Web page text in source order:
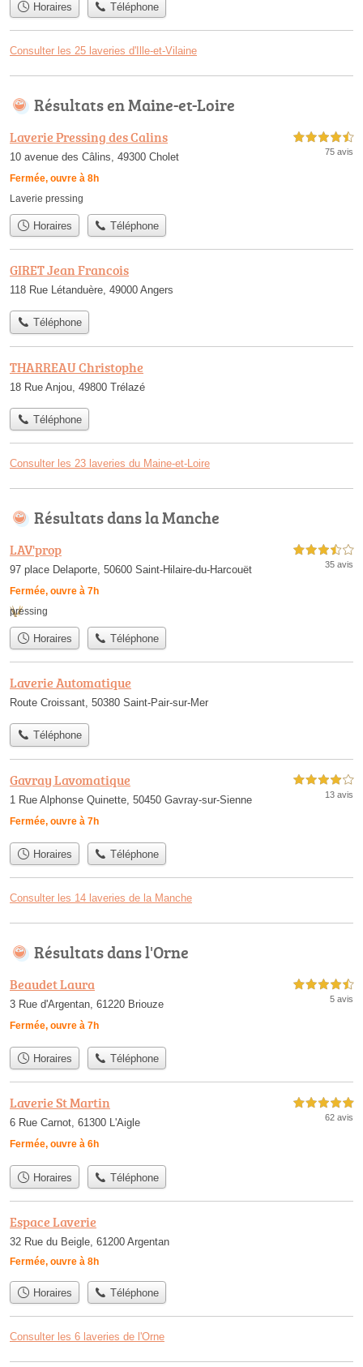
Horaires Téléphone
Consulter les 25 laveries d'Ille-et-Vilaine
Résultats en Maine-et-Loire
Laverie Pressing des Calins
10 avenue des Câlins, 49300 Cholet
Fermée, ouvre à 8h
4,5 étoiles sur 5
75 avis
Laverie pressing
Horaires Téléphone
GIRET Jean Francois
118 Rue Létanduère, 49000 Angers
Téléphone
THARREAU Christophe
18 Rue Anjou, 49800 Trélazé
Téléphone
Consulter les 23 laveries du Maine-et-Loire
Résultats dans la Manche
LAV'prop
97 place Delaporte, 50600 Saint-Hilaire-du-Harcouët
Fermée, ouvre à 7h
3,5 étoiles sur 5
35 avis
pressing
Horaires Téléphone
Laverie Automatique
Route Croissant, 50380 Saint-Pair-sur-Mer
Téléphone
Gavray Lavomatique
1 Rue Alphonse Quinette, 50450 Gavray-sur-Sienne
Fermée, ouvre à 7h
4,0 étoiles sur 5
13 avis
Horaires Téléphone
Consulter les 14 laveries de la Manche
Résultats dans l'Orne
Beaudet Laura
3 Rue d'Argentan, 61220 Briouze
Fermée, ouvre à 7h
4,5 étoiles sur 5
5 avis
Horaires Téléphone
Laverie St Martin
6 Rue Carnot, 61300 L'Aigle
Fermée, ouvre à 6h
5,0 étoiles sur 5
62 avis
Horaires Téléphone
Espace Laverie
32 Rue du Beigle, 61200 Argentan
Fermée, ouvre à 8h
Horaires Téléphone
Consulter les 6 laveries de l'Orne